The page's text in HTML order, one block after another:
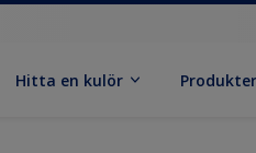
Hitta en kulör Produkter